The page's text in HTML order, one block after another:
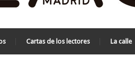
Cartas de los lectores La calle